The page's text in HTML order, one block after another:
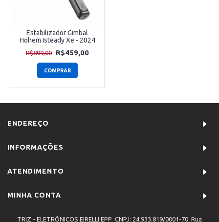
Estabilizador Gimbal
Hohem Isteady Xe - 2024
R$899,00 R$459,00
COMPRAR
ENDEREÇO
INFORMAÇÕES
ATENDIMENTO
MINHA CONTA
TRIZ - ELETRÔNICOS EIRELLI EPP CNPJ: 24.933.819/0001-70 Rua